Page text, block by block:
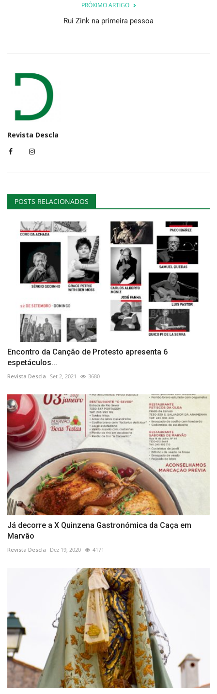
PRÓXIMO ARTIGO
Rui Zink na primeira pessoa
Revista Descla
POSTS RELACIONADOS
Encontro da Canção de Protesto apresenta 6
espetáculos...
Revista Descla Set 2, 2021 3680
Já decorre a X Quinzena Gastronómica da Caça em
Marvão
Revista Descla Dez 19, 2020 4171